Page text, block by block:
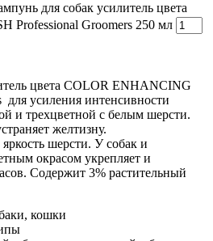
для собак усилитель цвета
Professional Groomers 250 мл
цвета COLOR ENHANCING
для усиления интенсивности
и трехцветной с белым шерсти.
желтизну.
шерсти. У собак и
окрасом укрепляет и
Содержит 3% растительный
кошки